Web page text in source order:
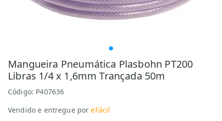
Mangueira Pneumática Plasbohn PT200
Libras 1/4 x 1,6mm Trançada 50m
Código: P407636
Vendido e entregue por eFácil